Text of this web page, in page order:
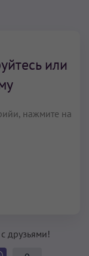
или
нажмите на
друзьями!